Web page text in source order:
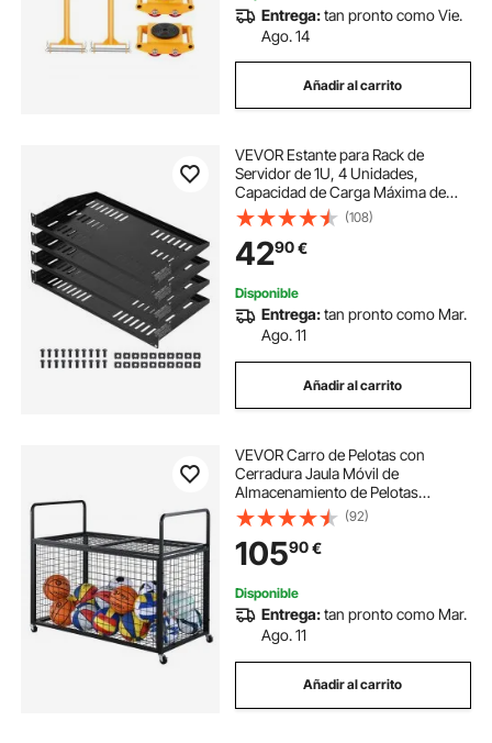
Entrega:tan pronto como Vie.
Ago. 14
Añadir al carrito
VEVOR Estante para Rack de
Servidor de 1U, 4 Unidades,
Capacidad de Carga Máxima de
22,68 kg, Ventilación en Voladizo,
25,4 cm de Profundidad, para
Equipos de Red Informática con
Gabinete de 48,26 cm
(108)
4290€
Disponible
Entrega:tan pronto como Mar.
Ago. 11
Añadir al carrito
VEVOR Carro de Pelotas con
Cerradura Jaula Móvil de
Almacenamiento de Pelotas
115x61x91,2cm con 4 Ruedas de
Acero y Frenos Organizador para
Equipos Deportivos Gimnasio
Escuela Garaje Interior Exterior
(92)
10590€
Disponible
Entrega:tan pronto como Mar.
Ago. 11
Añadir al carrito